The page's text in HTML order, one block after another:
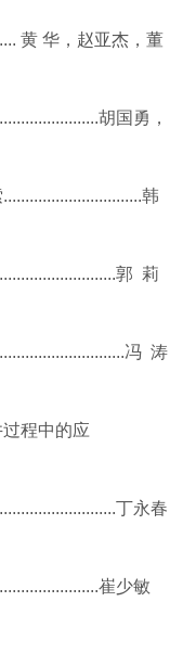
黄 华，赵亚杰，董
胡国勇，
韩
郭 莉
冯 涛
程中的应
丁永春
崔少敏